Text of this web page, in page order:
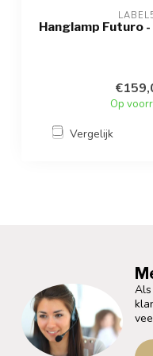
Hanglamp Futuro
Op
Vergelijk